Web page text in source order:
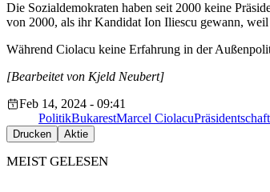
Die Sozialdemokraten haben seit 2000 keine
von 2000, als ihr Kandidat Ion Iliescu gewann,
Während Ciolacu keine Erfahrung in der
[Bearbeitet von Kjeld Neubert]
Feb 14, 2024 - 09:41
PolitikBukarestMarcel Ciolacu
Drucken Aktie
MEIST GELESEN